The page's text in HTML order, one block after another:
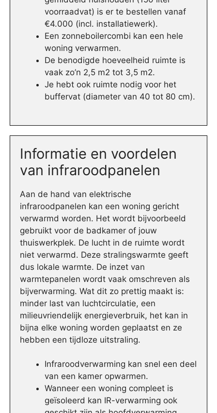
voorraadvat) is er te bestellen vanaf
€4.000 (incl. installatiewerk).
Een zonneboilercombi kan een hele
woning verwarmen.
De benodigde hoeveelheid ruimte is
vaak zo’n 2,5 m2 tot 3,5 m2.
Je hebt ook ruimte nodig voor het
buffervat (diameter van 40 tot 80 cm).
Informatie en voordelen
van infraroodpanelen
Aan de hand van elektrische
infraroodpanelen kan een woning gericht
verwarmd worden. Het wordt bijvoorbeeld
gebruikt voor de badkamer of jouw
thuiswerkplek. De lucht in de ruimte wordt
niet verwarmd. Deze stralingswarmte geeft
dus lokale warmte. De inzet van
warmtepanelen wordt vaak omschreven als
bijverwarming. Wat dit zo prettig maakt is:
minder last van luchtcirculatie, een
milieuvriendelijk energieverbruik, het kan in
bijna elke woning worden geplaatst en ze
hebben een tijdloze uitstraling.
Infraroodverwarming kan snel een deel
van een kamer opwarmen.
Wanneer een woning compleet is
geïsoleerd kan IR-verwarming ook